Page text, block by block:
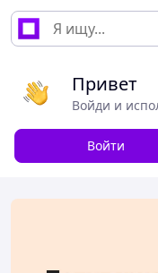
Привет
Войди и
Войти